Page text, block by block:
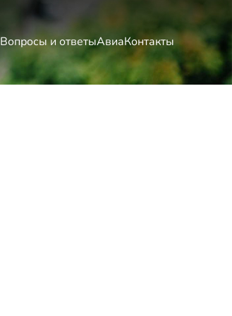
Вопросы и ответыАвиаКонтакты